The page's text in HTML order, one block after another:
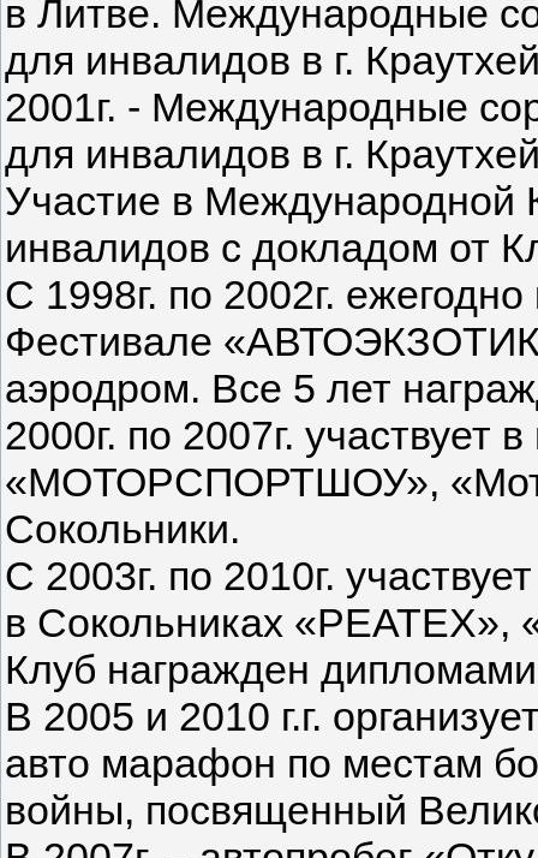
в Литве. Международные
для инвалидов в г.
2001г. - Международные
для инвалидов в г.
Участие в Международной
инвалидов с докладом от
С 1998г. по 2002г.
Фестивале
аэродром. Все 5 лет
2000г. по 2007г. участвует
«МОТОРСПОРТШОУ»,
Сокольники.
С 2003г. по 2010г.
в Сокольниках «РЕАТЕХ»,
Клуб награжден
В 2005 и 2010 г.г.
авто марафон по местам
войны, посвященный